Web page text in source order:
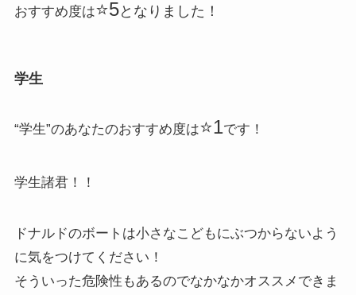
おすすめ度は⭐️5となりました！
学生
“学生”のあなたのおすすめ度は⭐️1です！
学生諸君！！
ドナルドのボートは小さなこどもにぶつからないよう
に気をつけてください！
そういった危険性もあるのでなかなかオススメできま